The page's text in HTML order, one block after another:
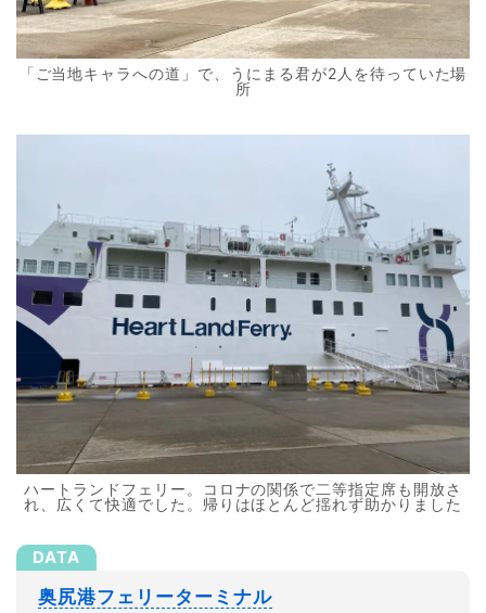
「ご当地キャラへの道」で、うにまる君が2人を待っていた場
所
ハートランドフェリー。コロナの関係で二等指定席も開放さ
れ、広くて快適でした。帰りはほとんど揺れず助かりました
奥尻港フェリーターミナル